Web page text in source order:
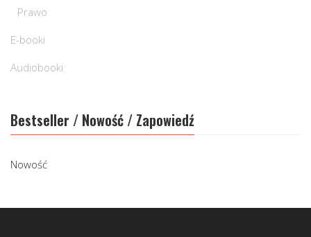
Prawo
E-booki
Audiobooki
Bestseller / Nowość / Zapowiedź
Nowość